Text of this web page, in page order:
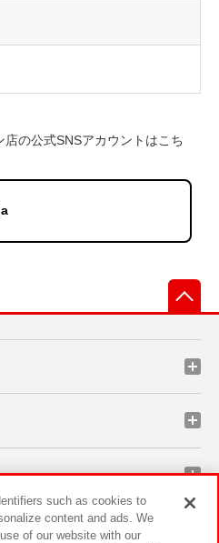
の公式SNSアカウントはこち
such as cookies to
content and ads. We
of our website with our